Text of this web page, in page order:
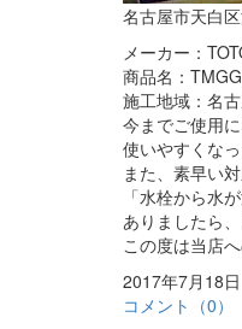
名古屋市天白
メーカー：
商品名：
施工地域：名
今までご使用
使いやすくな
また、素早い
「水栓から水
ありましたら
この度は当店
2017年7月18
コメント（0）